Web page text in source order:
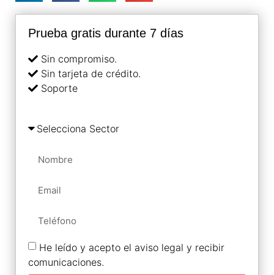
Prueba gratis durante 7 días
Sin compromiso.
Sin tarjeta de crédito.
Soporte
He leído y acepto el aviso legal y recibir
comunicaciones.